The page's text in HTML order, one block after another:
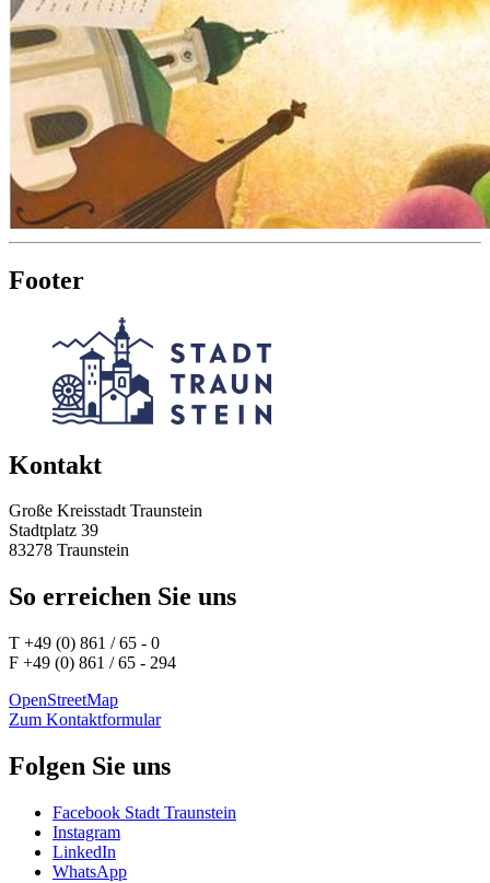
Footer
Kontakt
Große Kreisstadt Traunstein
Stadtplatz 39
83278 Traunstein
So erreichen Sie uns
T +49 (0) 861 / 65 - 0
F +49 (0) 861 / 65 - 294
OpenStreetMap
Zum Kontaktformular
Folgen Sie uns
Facebook Stadt Traunstein
Instagram
LinkedIn
WhatsApp